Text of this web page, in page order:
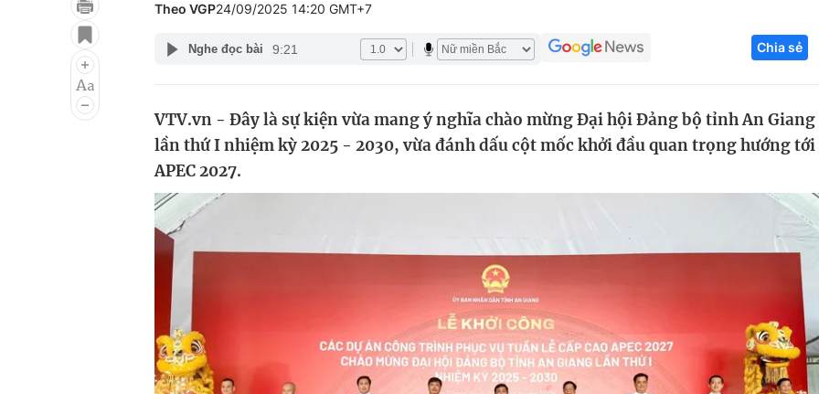
Điện ảnh
Âm nhạc
Du lịch
Chất lượng cuộc sống
Tuyển sinh
Hitech Công
Thị trường
Theo VGP24/09/2025 14:20 GMT+7
Nghe đọc bài 9:21 Chia sẻ
VTV.vn - Đây là sự kiện vừa mang ý nghĩa chào mừng Đại hội Đảng bộ tỉnh An Giang
lần thứ I nhiệm kỳ 2025 - 2030, vừa đánh dấu cột mốc khởi đầu quan trọng hướng tới
APEC 2027.